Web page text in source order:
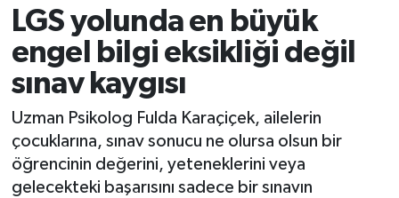
LGS yolunda en büyük
engel bilgi eksikliği değil
sınav kaygısı
Uzman Psikolog Fulda Karaçiçek, ailelerin
çocuklarına, sınav sonucu ne olursa olsun bir
öğrencinin değerini, yeteneklerini veya
gelecekteki başarısını sadece bir sınavın
Rize Jandarma Komutanlığı
Bilim Teknoloji
Advertising news
Canlı Maç
Süper Lig Puan Durumu ve Fikstür
Tüm Manşetler
Son Dakika Haberleri
Haber Arşivi